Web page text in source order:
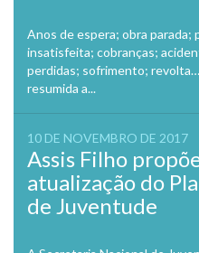
Anos de espera; obra parada;
insatisfeita; cobranças;
perdidas; sofrimento;
resumida a...
10 DE NOVEMBRO DE 2017
Assis Filho
atualização do
de Juventude